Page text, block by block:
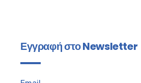
Εγγραφή στο Newsletter